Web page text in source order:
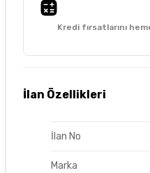
Kredi fırsatlarını
İlan Özellikleri
İlan No
Marka